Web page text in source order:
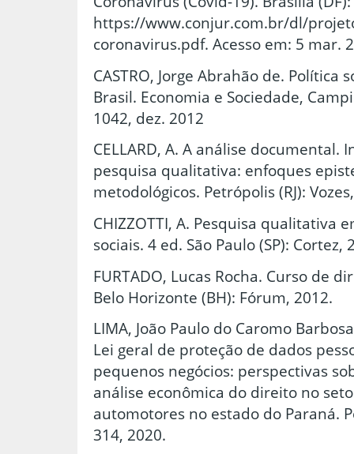
https://www.conjur.com.br/dl/
coronavirus.pdf. Acesso em: 5 mar.
CASTRO, Jorge Abrahão de.
Brasil. Economia e Sociedade,
1042, dez. 2012
CELLARD, A. A análise documental.
pesquisa qualitativa: enfoques
metodológicos. Petrópolis (RJ):
CHIZZOTTI, A. Pesquisa qualitativa
sociais. 4 ed. São Paulo (SP): Cortez,
FURTADO, Lucas Rocha. Curso de
Belo Horizonte (BH): Fórum, 2012.
LIMA, João Paulo do Caromo
Lei geral de proteção de dados
pequenos negócios: perspectivas
análise econômica do direito no
automotores no estado do Paraná.
314, 2020.